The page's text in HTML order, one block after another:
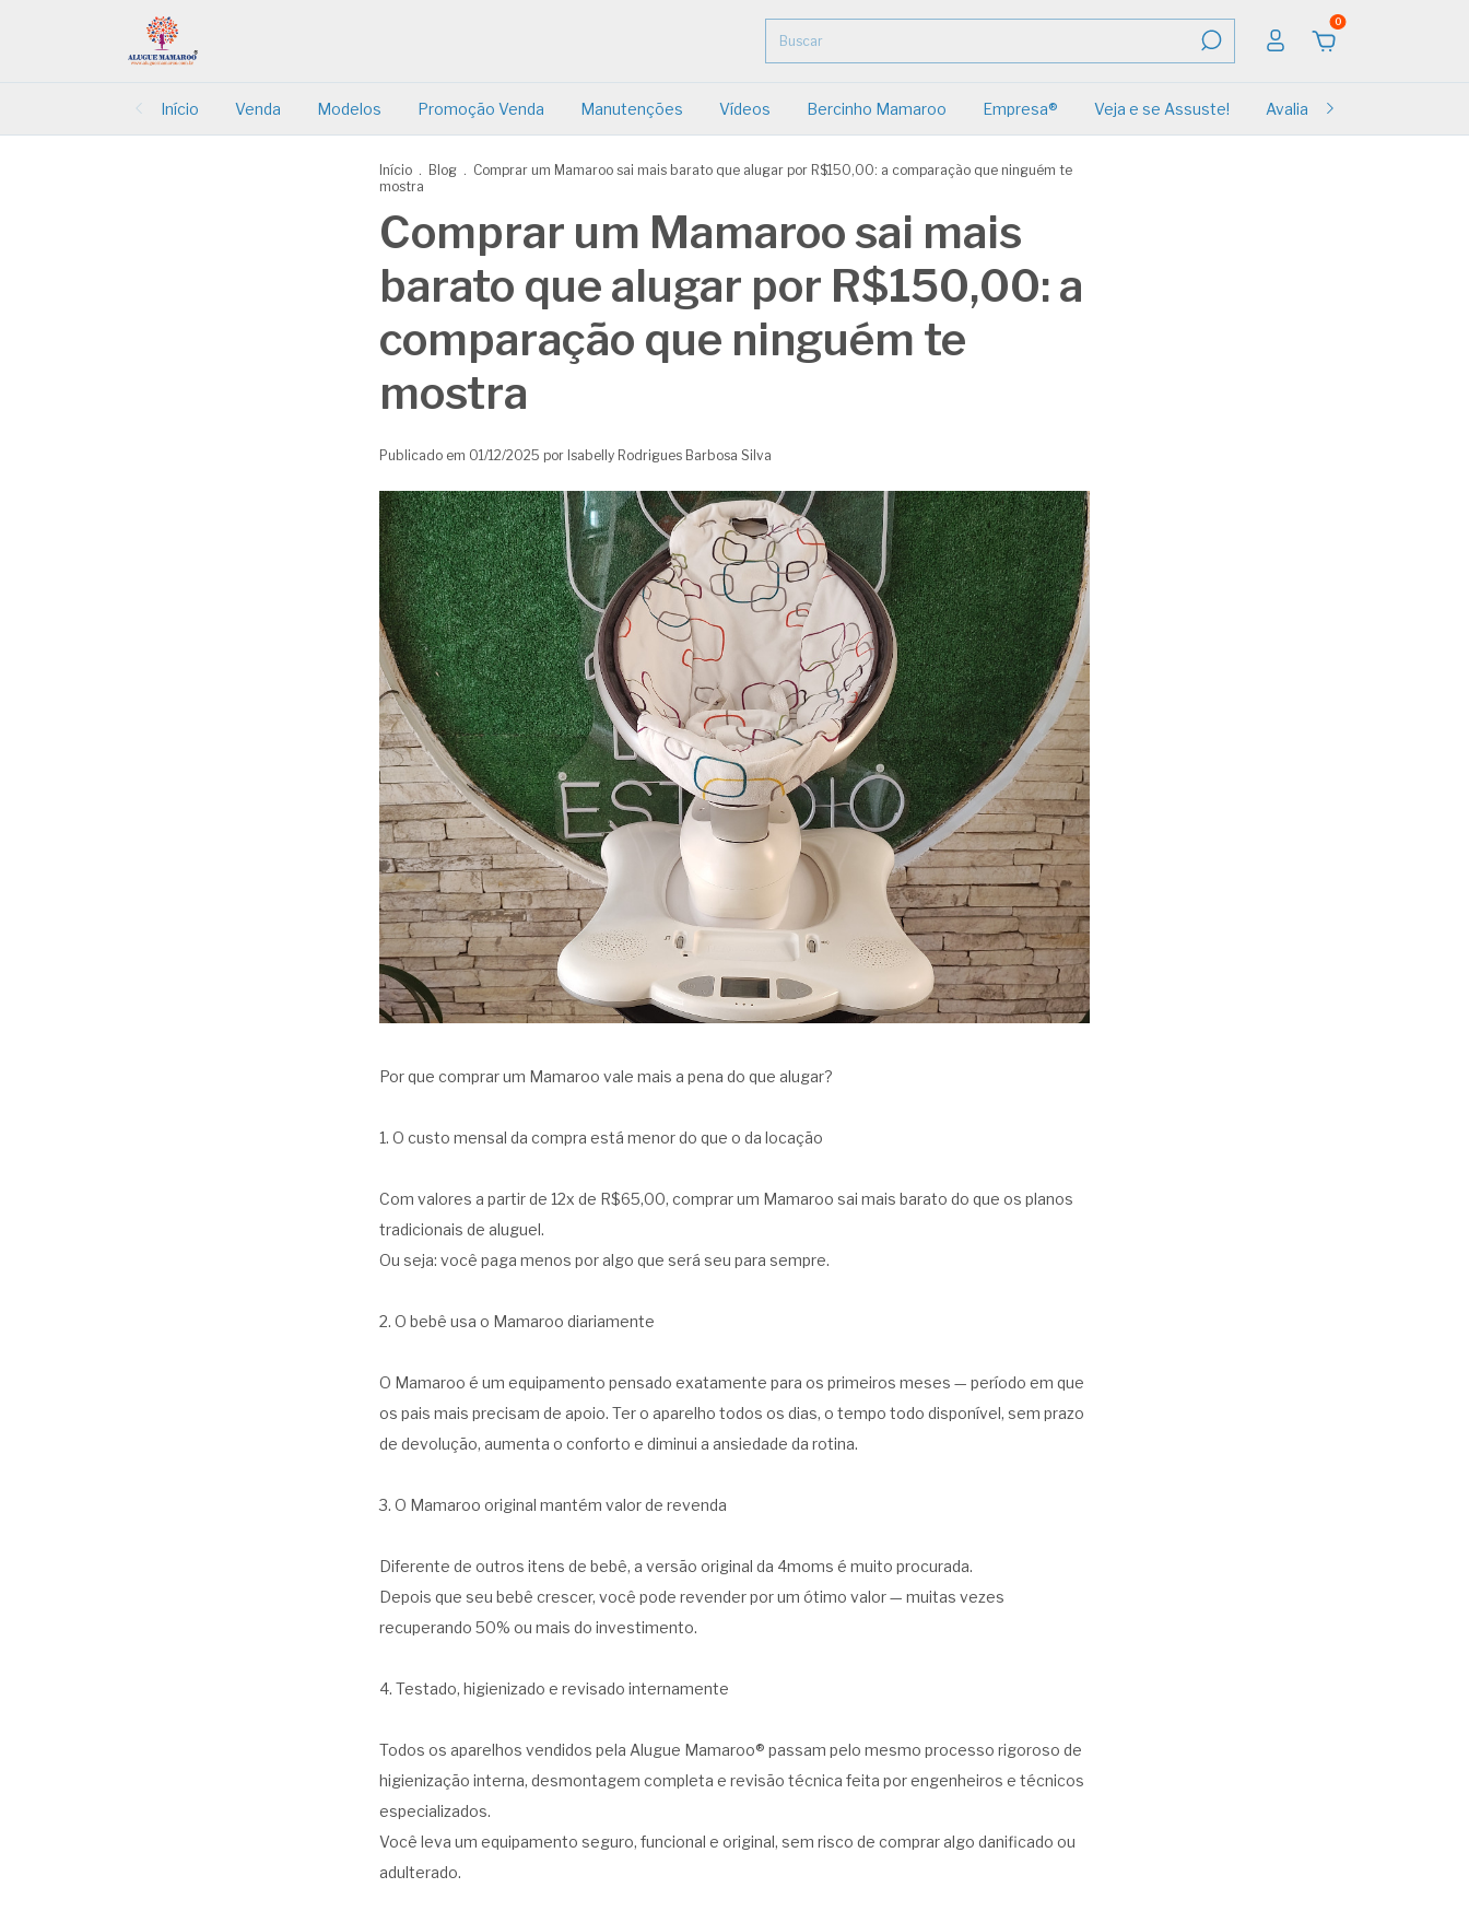
0
Início Venda Modelos Promoção Venda Manutenções Vídeos Bercinho Mamaroo Empresa® Veja e se Assuste! Avaliações
Início . Blog . Comprar um Mamaroo sai mais barato que alugar por R$150,00: a comparação que ninguém te
mostra
Comprar um Mamaroo sai mais
barato que alugar por R$150,00: a
comparação que ninguém te
mostra
Publicado em 01/12/2025 por Isabelly Rodrigues Barbosa Silva
Por que comprar um Mamaroo vale mais a pena do que alugar?
1. O custo mensal da compra está menor do que o da locação
Com valores a partir de 12x de R$65,00, comprar um Mamaroo sai mais barato do que os planos
tradicionais de aluguel.
Ou seja: você paga menos por algo que será seu para sempre.
2. O bebê usa o Mamaroo diariamente
O Mamaroo é um equipamento pensado exatamente para os primeiros meses — período em que
os pais mais precisam de apoio. Ter o aparelho todos os dias, o tempo todo disponível, sem prazo
de devolução, aumenta o conforto e diminui a ansiedade da rotina.
3. O Mamaroo original mantém valor de revenda
Diferente de outros itens de bebê, a versão original da 4moms é muito procurada.
Depois que seu bebê crescer, você pode revender por um ótimo valor — muitas vezes
recuperando 50% ou mais do investimento.
4. Testado, higienizado e revisado internamente
Todos os aparelhos vendidos pela Alugue Mamaroo® passam pelo mesmo processo rigoroso de
higienização interna, desmontagem completa e revisão técnica feita por engenheiros e técnicos
especializados.
Você leva um equipamento seguro, funcional e original, sem risco de comprar algo danificado ou
adulterado.